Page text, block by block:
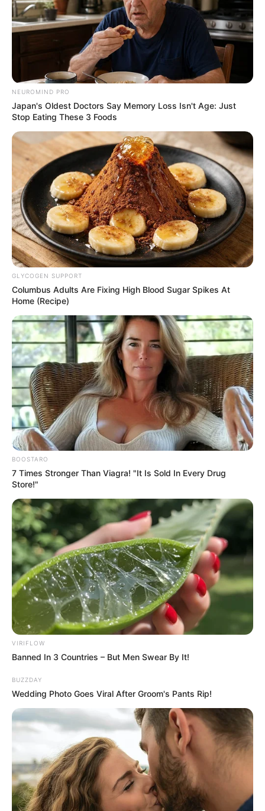
NEUROMIND PRO
Japan's Oldest Doctors Say Memory Loss Isn't Age: Just
Stop Eating These 3 Foods
GLYCOGEN SUPPORT
Columbus Adults Are Fixing High Blood Sugar Spikes At
Home (Recipe)
BOOSTARO
7 Times Stronger Than Viagra! "It Is Sold In Every Drug
Store!"
VIRIFLOW
Banned In 3 Countries – But Men Swear By It!
BUZZDAY
Wedding Photo Goes Viral After Groom's Pants Rip!